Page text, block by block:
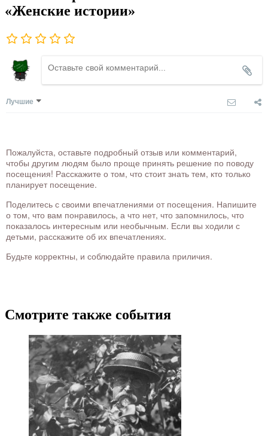
«Женские истории»
Лучшие
Пожалуйста, оставьте подробный отзыв или комментарий,
чтобы другим людям было проще принять решение по поводу
посещения! Расскажите о том, что стоит знать тем, кто только
планирует посещение.
Поделитесь с своими впечатлениями от посещения. Напишите
о том, что вам понравилось, а что нет, что запомнилось, что
показалось интересным или необычным. Если вы ходили с
детьми, расскажите об их впечатлениях.
Будьте корректны, и соблюдайте правила приличия.
Смотрите также события